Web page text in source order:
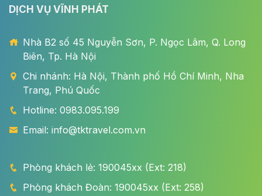
DỊCH VỤ VĨNH PHÁT
Nhà B2 số 45 Nguyễn Sơn, P. Ngọc Lâm, Q. Long
Biên, Tp. Hà Nội
Chi nhánh: Hà Nội, Thành phố Hồ Chí Minh, Nha
Trang, Phú Quốc
Hotline: 0983.095.199
Email: info@tktravel.com.vn
Phòng khách lẻ: 190045xx (Ext: 218)
Phòng khách Đoàn: 190045xx (Ext: 258)